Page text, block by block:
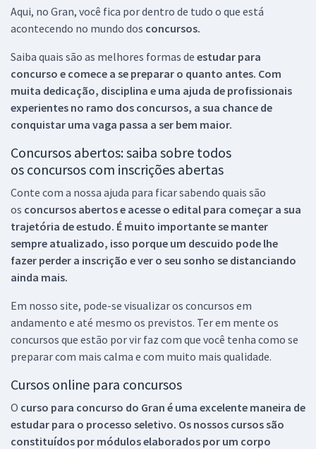
Aqui, no Gran, você fica por dentro de tudo o que está
acontecendo no mundo dos concursos.
Saiba quais são as melhores formas de estudar para
concurso e comece a se preparar o quanto antes. Com
muita dedicação, disciplina e uma ajuda de profissionais
experientes no ramo dos concursos, a sua chance de
conquistar uma vaga passa a ser bem maior.
Concursos abertos: saiba sobre todos
os concursos com inscrições abertas
Conte com a nossa ajuda para ficar sabendo quais são
os concursos abertos e acesse o edital para começar a sua
trajetória de estudo. É muito importante se manter
sempre atualizado, isso porque um descuido pode lhe
fazer perder a inscrição e ver o seu sonho se distanciando
ainda mais.
Em nosso site, pode-se visualizar os concursos em
andamento e até mesmo os previstos. Ter em mente os
concursos que estão por vir faz com que você tenha como se
preparar com mais calma e com muito mais qualidade.
Cursos online para concursos
O curso para concurso do Gran é uma excelente maneira de
estudar para o processo seletivo. Os nossos cursos são
constituídos por módulos elaborados por um corpo